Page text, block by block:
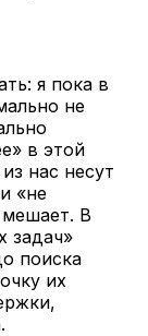
я пока в
не
в этой
нас несут
«не
мешает. В
задач»
поиска
их